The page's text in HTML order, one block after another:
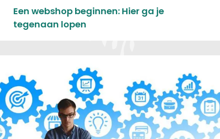
Een webshop beginnen: Hier ga je
tegenaan lopen